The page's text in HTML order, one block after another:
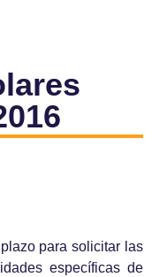
para solicitar las
específicas de